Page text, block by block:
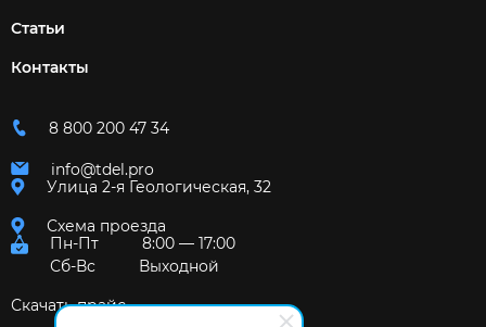
Статьи
Контакты
8 800 200 47 34
info@tdel.pro
Улица 2-я Геологическая, 32
Схема проезда
Пн-Пт
8:00 — 17:00
Сб-Вс
Выходной
Скачать прайс